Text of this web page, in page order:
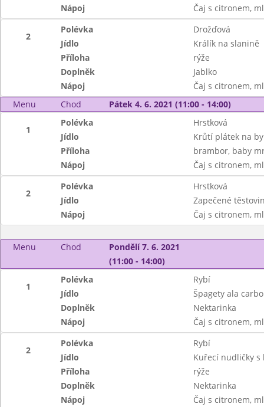
Nápoj
Čaj s citronem,
2
Polévka
Drožďová
Jídlo
Králík na slanině
Příloha
rýže
Doplněk
Jablko
Nápoj
Čaj s citronem,
Menu
Chod Pátek 4. 6. 2021 (11:00 - 14:00)
1
Polévka
Hrstková
Jídlo
Krůtí plátek na
Příloha
brambor, baby
Nápoj
Čaj s citronem,
2
Polévka
Hrstková
Jídlo
Zapečené
Nápoj
Čaj s citronem,
Menu Chod
Pondělí 7. 6. 2021
(11:00 - 14:00)
1
Polévka
Rybí
Jídlo
Špagety ala
Doplněk
Nektarinka
Nápoj
Čaj s citronem,
2
Polévka
Rybí
Jídlo
Kuřecí nudličky s
Příloha
rýže
Doplněk
Nektarinka
Nápoj
Čaj s citronem,